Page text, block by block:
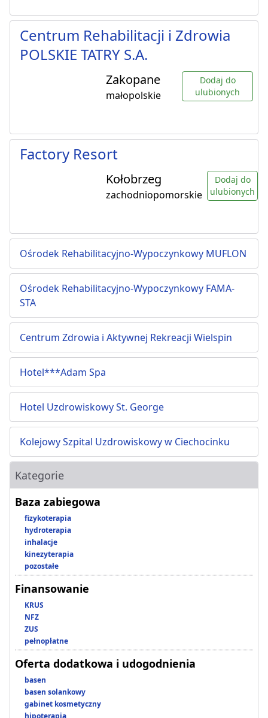
Centrum Rehabilitacji i Zdrowia
POLSKIE TATRY S.A.
Zakopane
małopolskie
Dodaj do
ulubionych
Factory Resort
Kołobrzeg
zachodniopomorskie
Dodaj do
ulubionych
Ośrodek Rehabilitacyjno-Wypoczynkowy MUFLON
Ośrodek Rehabilitacyjno-Wypoczynkowy FAMA-
STA
Centrum Zdrowia i Aktywnej Rekreacji Wielspin
Hotel***Adam Spa
Hotel Uzdrowiskowy St. George
Kolejowy Szpital Uzdrowiskowy w Ciechocinku
Kategorie
Baza zabiegowa
fizykoterapia
hydroterapia
inhalacje
kinezyterapia
pozostałe
Finansowanie
KRUS
NFZ
ZUS
pełnopłatne
Oferta dodatkowa i udogodnienia
basen
basen solankowy
gabinet kosmetyczny